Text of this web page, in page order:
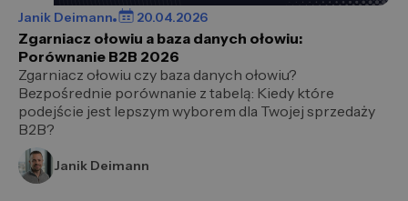
Janik Deimann 20.04.2026
Zgarniacz ołowiu a baza danych ołowiu:
Porównanie B2B 2026
Zgarniacz ołowiu czy baza danych ołowiu?
Bezpośrednie porównanie z tabelą: Kiedy które
podejście jest lepszym wyborem dla Twojej sprzedaży
B2B?
Janik Deimann